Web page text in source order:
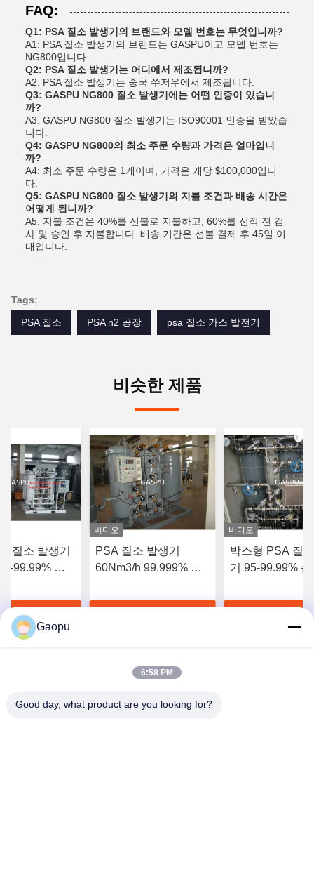
FAQ:
Q1: PSA 질소 발생기의 브랜드와 모델 번호는 무엇입니까?
A1: PSA 질소 발생기의 브랜드는 GASPU이고 모델 번호는
NG800입니다.
Q2: PSA 질소 발생기는 어디에서 제조됩니까?
A2: PSA 질소 발생기는 중국 쑤저우에서 제조됩니다.
Q3: GASPU NG800 질소 발생기에는 어떤 인증이 있습니
까?
A3: GASPU NG800 질소 발생기는 ISO90001 인증을 받았습
니다.
Q4: GASPU NG800의 최소 주문 수량과 가격은 얼마입니
까?
A4: 최소 주문 수량은 1개이며, 가격은 개당 $100,000입니
다.
Q5: GASPU NG800 질소 발생기의 지불 조건과 배송 시간은
어떻게 됩니까?
A5: 지불 조건은 40%를 선불로 지불하고, 60%를 선적 전 검
사 및 승인 후 지불합니다. 배송 기간은 선불 결제 후 45일 이
내입니다.
Tags:
PSA 질소
PSA n2 공장 psa 질소 가스 발전기
비슷한 제품
질소 발생기
99.99% 순
좋은 가격 을 구
비디오
PSA 질소 발생기
60Nm3/h 99.999% 순
비디오
박스형 PSA 질
기 95-99.99%
가장 좋은
Gaopu
6:58 PM
Good day, what product are you looking for?